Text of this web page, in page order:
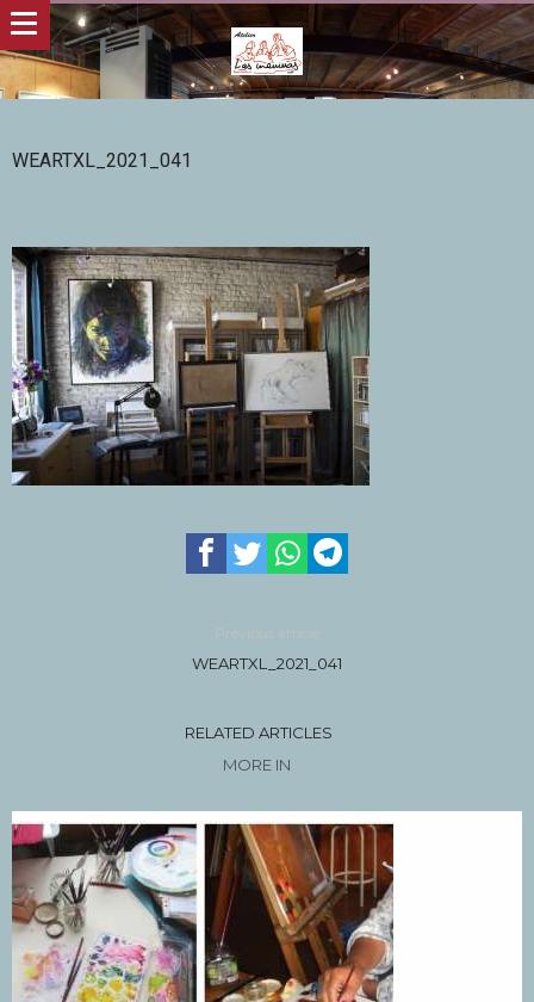
WEARTXL_2021_041
Previous article
WEARTXL_2021_041
RELATED ARTICLES
MORE IN